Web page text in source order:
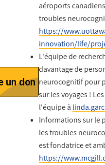
aéroports
troubles
https://
innovation/life/
L'équipe de
davantage de
neurocognitif pour
sur les voyages !
l'équipe à
Informations sur le
les troubles
est fondatrice et
https://